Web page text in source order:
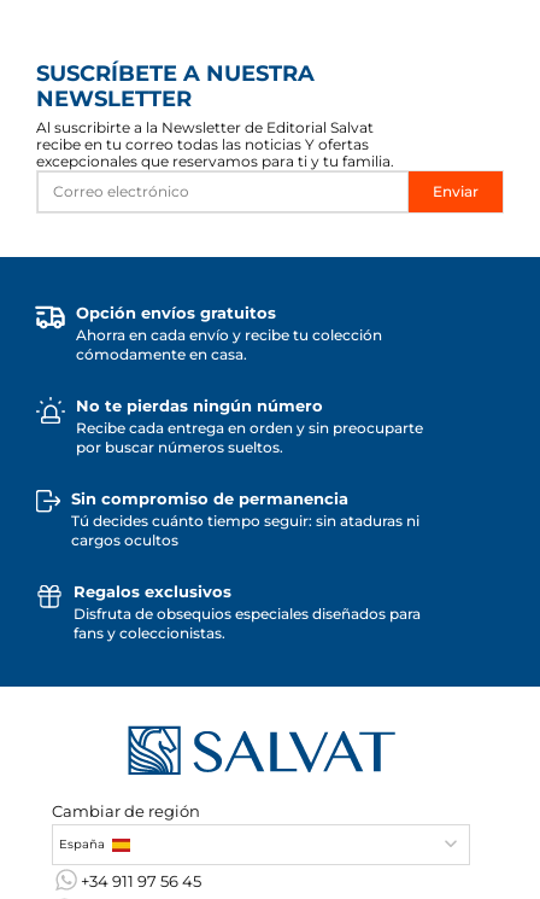
SUSCRÍBETE A NUESTRA
NEWSLETTER
Al suscribirte a la Newsletter de Editorial Salvat
recibe en tu correo todas las noticias Y ofertas
excepcionales que reservamos para ti y tu familia.
Enviar
Opción envíos gratuitos
Ahorra en cada envío y recibe tu colección
cómodamente en casa.
No te pierdas ningún número
Recibe cada entrega en orden y sin preocuparte
por buscar números sueltos.
Sin compromiso de permanencia
Tú decides cuánto tiempo seguir: sin ataduras ni
cargos ocultos
Regalos exclusivos
Disfruta de obsequios especiales diseñados para
fans y coleccionistas.
Cambiar de región
España
+34 911 97 56 45